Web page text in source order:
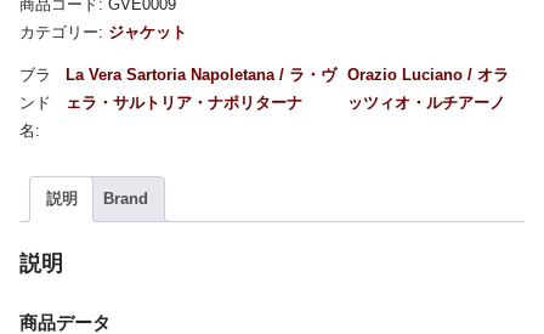
商品コード: GVE0009
カテゴリー: ジャケット
La Vera Sartoria Napoletana / ラ・ヴ
ェラ・サルトリア・ナポリターナ
Orazio Luciano / オラ
ッツィオ・ルチアーノ
説明 Brand
説明
商品データ